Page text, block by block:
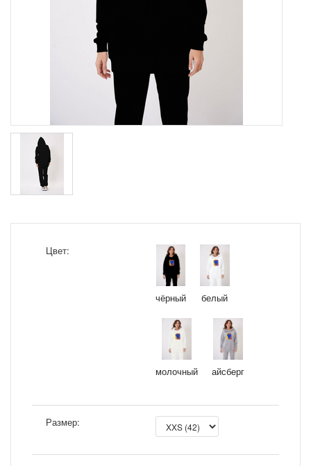
Цвет:
чёрный белый
молочный айсберг
Размер: